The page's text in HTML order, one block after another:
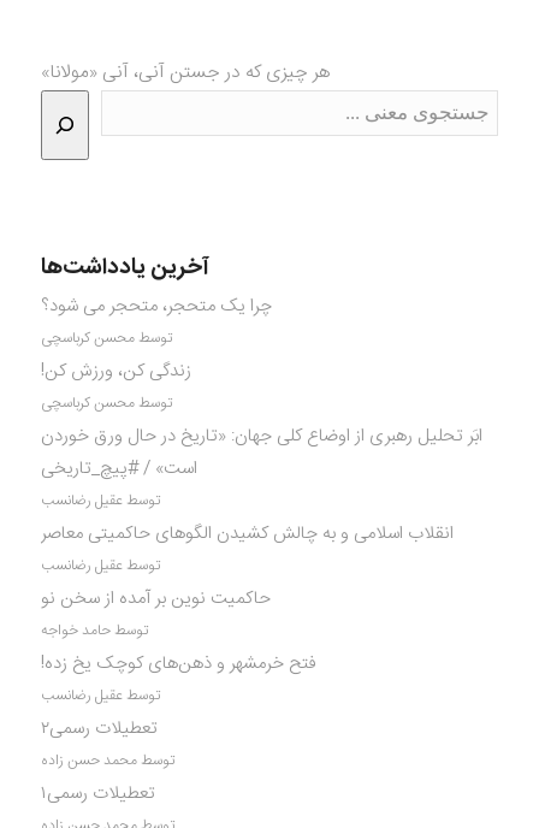
هر چیزی که در جستن آنی، آنی «مولانا»
آخرین یادداشت‌ها
چرا یک متحجر، متحجر می شود؟
توسط محسن کرباسچی
زندگی کن، ورزش کن!
توسط محسن کرباسچی
ابَر تحلیل رهبری از اوضاع کلی جهان: «تاریخ در حال ورق خوردن
است» / #پیچ_تاریخی
توسط عقیل رضانسب
انقلاب اسلامی و به چالش کشیدن الگوهای حاکمیتی معاصر
توسط عقیل رضانسب
حاکمیت نوین بر آمده از سخن نو
توسط حامد خواجه
فتح خرمشهر و ذهن‌های کوچک یخ زده!
توسط عقیل رضانسب
تعطیلات رسمی۲
توسط محمد حسن زاده
تعطیلات رسمی۱